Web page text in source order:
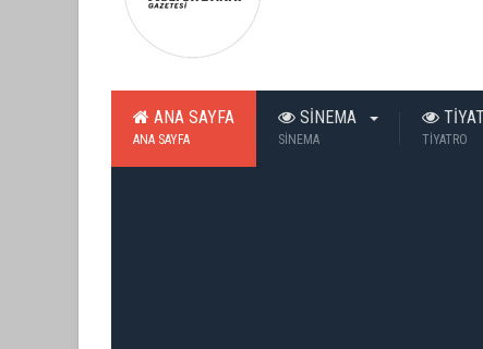
ANA SAYFA
ANA SAYFA
SİNEMA
SİNEMA TİYATRO